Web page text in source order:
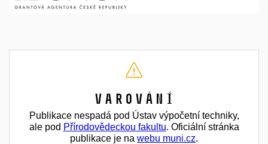
Varování
Publikace nespadá pod Ústav výpočetní techniky,
ale pod Přírodovědeckou fakultu. Oficiální stránka
publikace je na webu muni.cz.